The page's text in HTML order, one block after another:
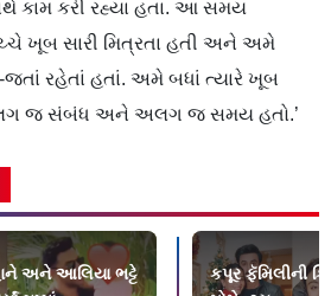
કામ કરી રહ્યા હતા. આ સમય
ખૂબ સારી મિત્રતા હતી અને અમે
રહેતાં હતાં. અમે બધાં ત્યારે ખૂબ
જ સંબંધ અને અલગ જ સમય હતો.’
અને આલિયા ભટ્ટે
કપૂર ફૅમિલીની